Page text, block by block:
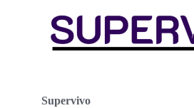
Supervivo